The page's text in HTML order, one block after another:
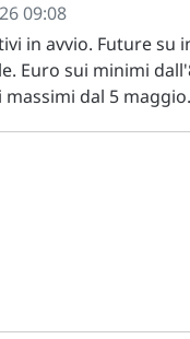
09:08
in avvio. Future su
Euro sui minimi
dal 5 maggio.